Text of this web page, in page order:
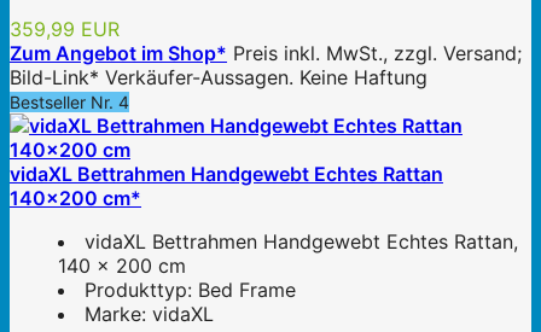
359,99 EUR
Zum Angebot im Shop* Preis inkl. MwSt., zzgl. Versand;
Bild-Link* Verkäufer-Aussagen. Keine Haftung
Bestseller Nr. 4
vidaXL Bettrahmen Handgewebt Echtes Rattan
140×200 cm*
vidaXL Bettrahmen Handgewebt Echtes Rattan,
140 × 200 cm
Produkttyp: Bed Frame
Marke: vidaXL